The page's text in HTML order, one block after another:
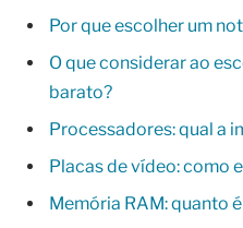
Por que escolher um
O que considerar ao
barato?
Processadores: qual a
Placas de vídeo: como
Memória RAM: quanto